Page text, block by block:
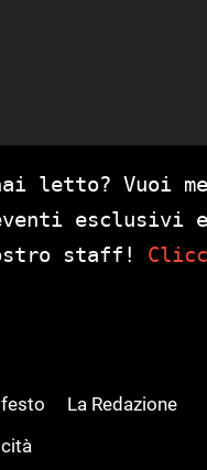
letto? Vuoi
esclusivi
staff!
La Redazione